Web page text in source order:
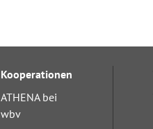
Kooperationen
ATHENA bei
wbv